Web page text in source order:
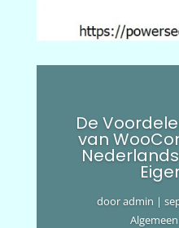
De
van
dooradmin |
Algemeen